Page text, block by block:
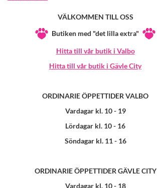
VÄLKOMMEN TILL OSS
Butiken med "det lilla extra"
Hitta till vår butik i Valbo
Hitta till vår butik i Gävle City
ORDINARIE ÖPPETTIDER VALBO
Vardagar kl. 10 - 19
Lördagar kl. 10 - 16
Söndagar kl. 11 - 16
ORDINARIE ÖPPETTIDER GÄVLE CITY
Vardagar kl. 10 - 18